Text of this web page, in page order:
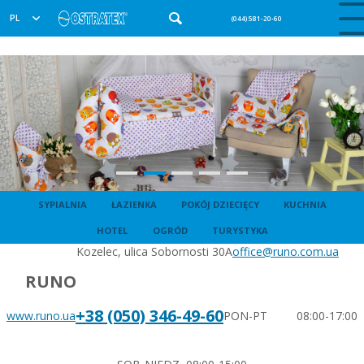
PL (044) 581-20-60
SYPIALNIA ŁAZIENKA POKÓJ DZIECIĘCY KUCHNIA
HOTEL OGRÓD TURYSTYKA
RUNO
Kozelec, ulica Sobornosti 30Aoffice@runo.com.ua
www.runo.ua+38 (050) 346-49-60PON-PT 08:00-17:00